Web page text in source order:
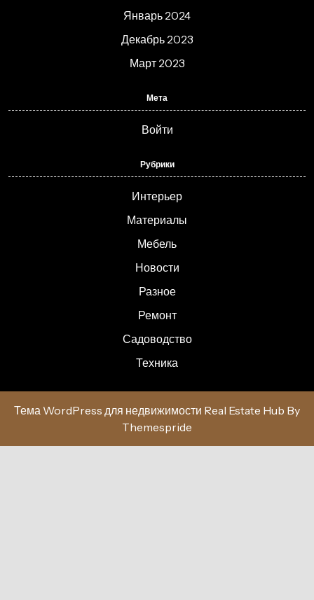
Январь 2024
Декабрь 2023
Март 2023
Мета
Войти
Рубрики
Интерьер
Материалы
Мебель
Новости
Разное
Ремонт
Садоводство
Техника
Тема WordPress для недвижимости Real Estate Hub By
Themespride